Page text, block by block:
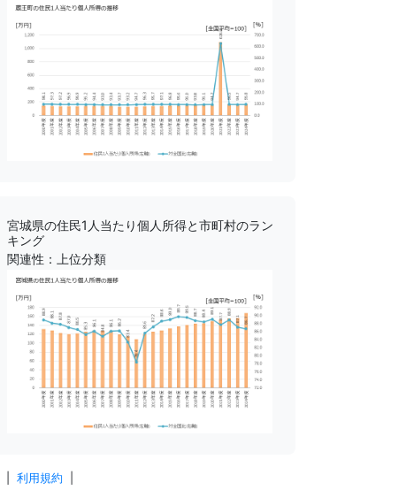
宮城県の住民1人当たり個人所得と市町村のラン
キング
関連性：上位分類
利用規約